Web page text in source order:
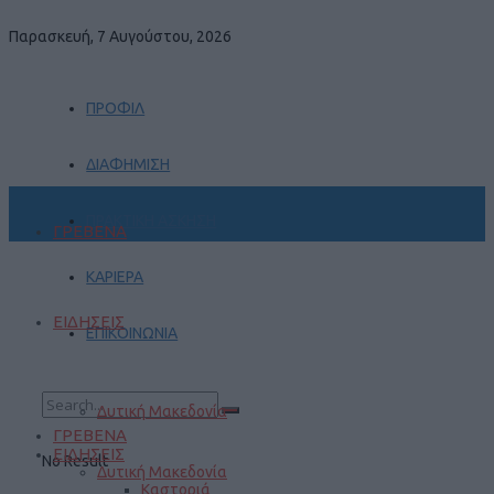
Παρασκευή, 7 Αυγούστου, 2026
ΠΡΟΦΙΛ
ΔΙΑΦΗΜΙΣΗ
ΚΑΡΙΕΡΑ
ΕΠΙΚΟΙΝΩΝΙΑ
No Result
ΓΡΕΒΕΝΑ
ΕΙΔΗΣΕΙΣ
Δυτική Μακεδονία
ΓΡΕΒΕΝΑ
ΕΙΔΗΣΕΙΣ
Δυτική Μακεδονία
Καστοριά